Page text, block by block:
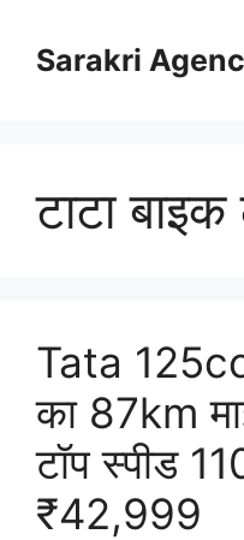
contentSarakri
टाटा बाइक
Tata
का 87km
टॉप स्पीड
₹42,999